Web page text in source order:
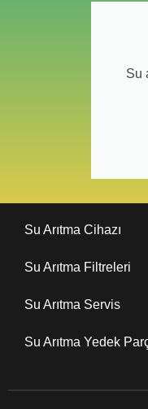
Su
Su Arıtma Cihazı
Su Arıtma Filtreleri
Su Arıtma Servis
Su Arıtma Yedek